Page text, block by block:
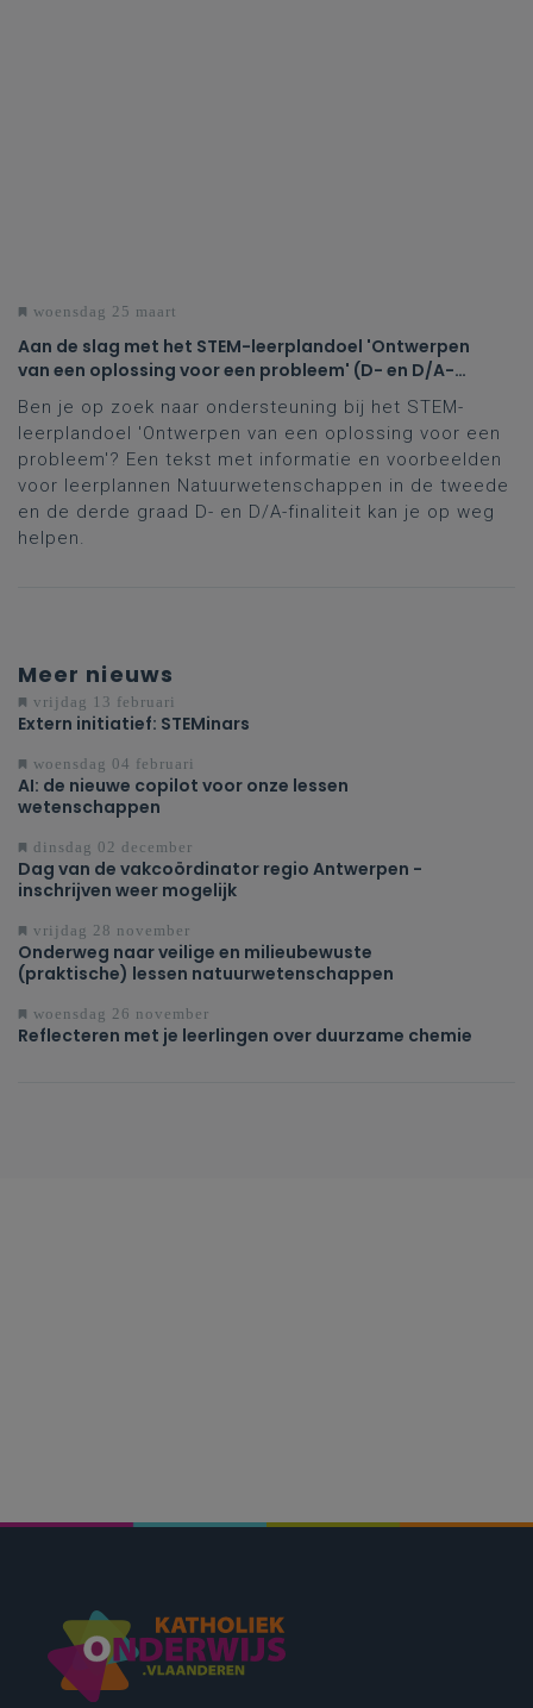
woensdag 25 maart
Aan de slag met het STEM-leerplandoel 'Ontwerpen
van een oplossing voor een probleem' (D- en D/A-
Ben je op zoek naar ondersteuning bij het STEM-
leerplandoel 'Ontwerpen van een oplossing voor een
probleem'? Een tekst met informatie en voorbeelden
voor leerplannen Natuurwetenschappen in de tweede
en de derde graad D- en D/A-finaliteit kan je op weg
helpen.
Meer nieuws
vrijdag 13 februari
Extern initiatief: STEMinars
woensdag 04 februari
AI: de nieuwe copilot voor onze lessen
wetenschappen
dinsdag 02 december
Dag van de vakcoördinator regio Antwerpen -
inschrijven weer mogelijk
vrijdag 28 november
Onderweg naar veilige en milieubewuste
(praktische) lessen natuurwetenschappen
woensdag 26 november
Reflecteren met je leerlingen over duurzame chemie